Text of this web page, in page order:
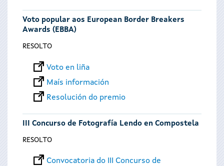
Voto popular aos European Border Breakers
Awards (EBBA)
RESOLTO
Voto en liña
Maís información
Resolución do premio
III Concurso de Fotografía Lendo en Compostela
RESOLTO
Convocatoria do III Concurso de